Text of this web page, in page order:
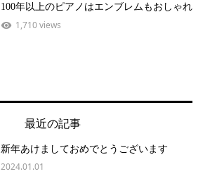
100年以上のピアノはエンブレムもおしゃれ
1,710 views
最近の記事
新年あけましておめでとうございます
2024.01.01